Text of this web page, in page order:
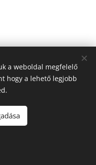
jog fenntartva
a weboldal megfelelő
hogy a lehető legjobb